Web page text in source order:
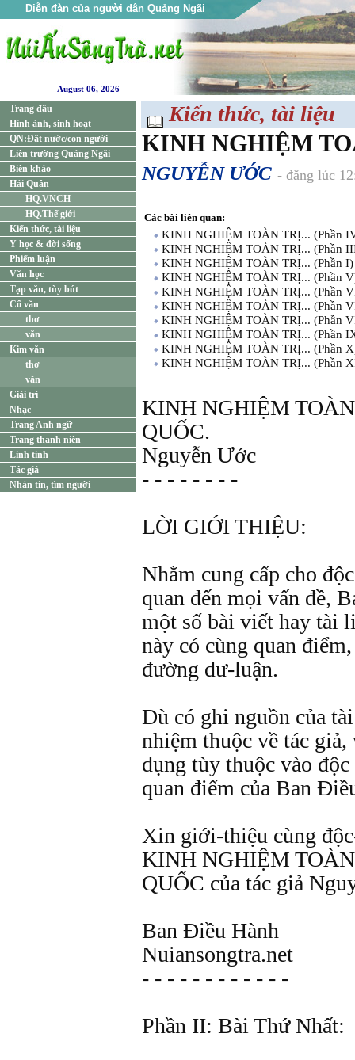
Diễn đàn của người dân Quảng Ngãi
August 06, 2026
Trang đầu
Hình ảnh, sinh hoạt
QN:Đất nước/con người
Liên trường Quảng Ngãi
Biên khảo
Hải Quân
HQ.VNCH
HQ.Thế giới
Kiến thức, tài liệu
Y học & đời sống
Phiếm luận
Văn học
Tạp văn, tùy bút
Cổ văn
thơ
văn
Kim văn
thơ
văn
Giải trí
Nhạc
Trang Anh ngữ
Trang thanh niên
Linh tinh
Tác giả
Nhắn tin, tìm người
Kiến thức, tài liệu
KINH NGHIỆM
NGUYỄN ƯỚC - đăng lúc
Các bài liên quan:
KINH NGHIỆM TOÀN TRỊ... (Phần
KINH NGHIỆM TOÀN TRỊ... (Phần
KINH NGHIỆM TOÀN TRỊ... (Phần I)
KINH NGHIỆM TOÀN TRỊ... (Phần
KINH NGHIỆM TOÀN TRỊ... (Phần
KINH NGHIỆM TOÀN TRỊ... (Phần
KINH NGHIỆM TOÀN TRỊ... (Phần
KINH NGHIỆM TOÀN TRỊ... (Phần
KINH NGHIỆM TOÀN TRỊ... (Phần
KINH NGHIỆM TOÀN TRỊ... (Phần
KINH NGHIỆM
QUỐC.
Nguyễn Ước
- - - - - - - -
LỜI GIỚI THIỆU:
Nhằm cung cấp cho
quan đến mọi vấn đề,
một số bài viết hay tài
này có cùng quan
đường dư-luận.
Dù có ghi nguồn của
nhiệm thuộc về tác
dụng tùy thuộc vào
quan điểm của Ban
Xin giới-thiệu cùng
KINH NGHIỆM
QUỐC của tác giả
Ban Điều Hành
Nuiansongtra.net
- - - - - - - - - - - -
Phần II: Bài Thứ Nhất: